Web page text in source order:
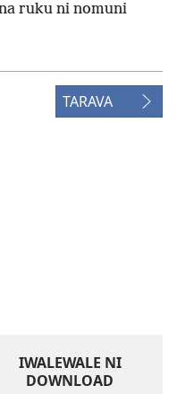
ruku ni nomuni
TARAVA
IWALEWALE NI
DOWNLOAD